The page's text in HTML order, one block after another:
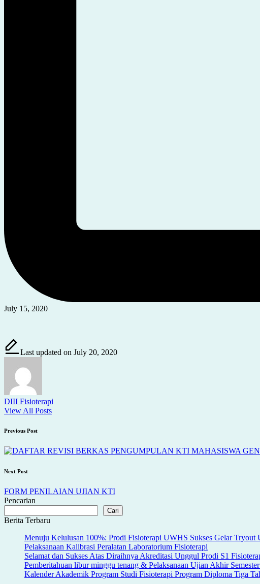
July 15, 2020
Last updated on July 20, 2020
DIII Fisioterapi
View All Posts
Post
navigation
Previous Post
Next Post
FORM PENILAIAN UJIAN KTI
Pencarian
Cari
Berita Terbaru
Menuju Kelulusan 100%: Prodi Fisioterapi UWHS Sukses Gelar Tryout
Pelaksanaan Kalibrasi Peralatan Laboratorium Fisioterapi
Selamat dan Sukses Atas Diraihnya Akreditasi Unggul Prodi S1
Pemberitahuan libur minggu tenang & Pelaksanaan Ujian Akhir
Kalender Akademik Program Studi Fisioterapi Program Diploma Tiga